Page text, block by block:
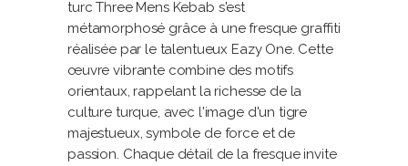
turc Three Mens Kebab s'est
métamorphosé grâce à une fresque graffiti
réalisée par le talentueux Eazy One. Cette
œuvre vibrante combine des motifs
orientaux, rappelant la richesse de la
culture turque, avec l'image d'un tigre
majestueux, symbole de force et de
passion. Chaque détail de la fresque invite